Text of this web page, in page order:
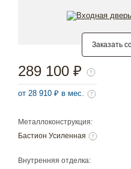
Заказать
Металлоконструкция:
Бастион Усиленная
Внутренняя отделка:
289 100 ₽
от 28 910 ₽ в мес.